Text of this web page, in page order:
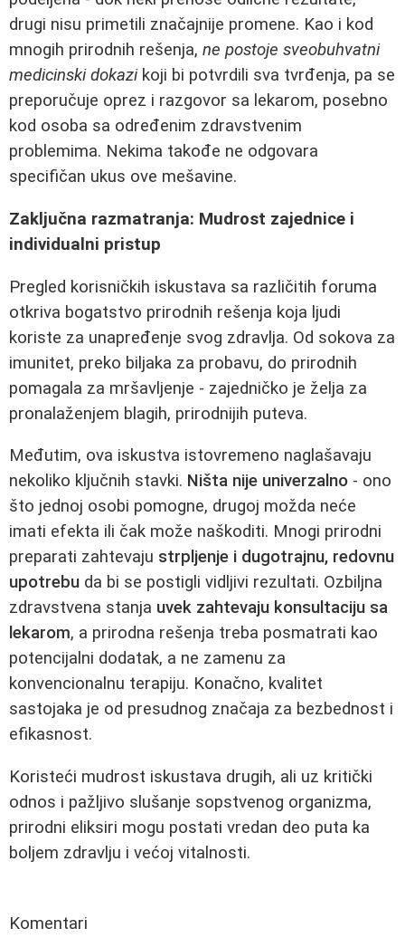
drugi nisu primetili značajnije promene. Kao i kod
mnogih prirodnih rešenja, ne postoje sveobuhvatni
medicinski dokazikoji bi potvrdili sva tvrđenja, pa se
preporučuje oprez i razgovor sa lekarom, posebno
kod osoba sa određenim zdravstvenim
problemima. Nekima takođe ne odgovara
specifičan ukus ove mešavine.
Zaključna razmatranja: Mudrost zajednice i
individualni pristup
Pregled korisničkih iskustava sa različitih foruma
otkriva bogatstvo prirodnih rešenja koja ljudi
koriste za unapređenje svog zdravlja. Od sokova za
imunitet, preko biljaka za probavu, do prirodnih
pomagala za mršavljenje - zajedničko je želja za
pronalaženjem blagih, prirodnijih puteva.
Međutim, ova iskustva istovremeno naglašavaju
nekoliko ključnih stavki. Ništa nije univerzalno - ono
što jednoj osobi pomogne, drugoj možda neće
imati efekta ili čak može naškoditi. Mnogi prirodni
preparati zahtevaju strpljenje i dugotrajnu, redovnu
upotrebu da bi se postigli vidljivi rezultati. Ozbiljna
zdravstvena stanja uvek zahtevaju konsultaciju sa
lekarom, a prirodna rešenja treba posmatrati kao
potencijalni dodatak, a ne zamenu za
konvencionalnu terapiju. Konačno, kvalitet
sastojaka je od presudnog značaja za bezbednost i
efikasnost.
Koristeći mudrost iskustava drugih, ali uz kritički
odnos i pažljivo slušanje sopstvenog organizma,
prirodni eliksiri mogu postati vredan deo puta ka
boljem zdravlju i većoj vitalnosti.
Komentari